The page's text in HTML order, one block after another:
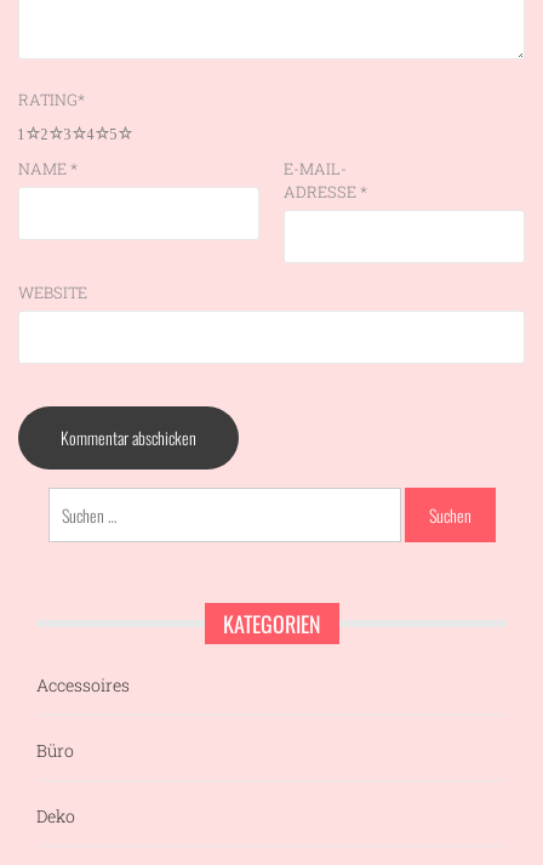
RATING*
5
4
3
2
1
NAME*
E-MAIL-
ADRESSE*
WEBSITE
Suchen
nach:
KATEGORIEN
Accessoires
Büro
Deko